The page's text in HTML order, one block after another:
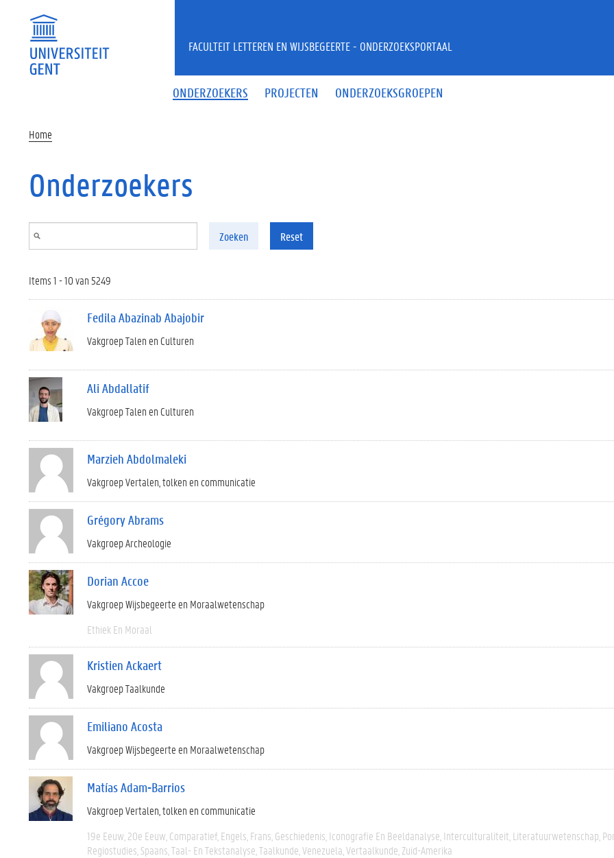
ONDERZOEKERS PROJECTEN ONDERZOEKSGROEPEN
FACULTEIT LETTEREN EN WIJSBEGEERTE - ONDERZOEKSPORTAAL
Home
Onderzoekers
Zoeken Reset
Items 1 - 10 van 5249
Fedila Abazinab Abajobir
Vakgroep Talen en Culturen
Ali Abdallatif
Vakgroep Talen en Culturen
Marzieh Abdolmaleki
Vakgroep Vertalen, tolken en communicatie
Grégory Abrams
Vakgroep Archeologie
Dorian Accoe
Vakgroep Wijsbegeerte en Moraalwetenschap
Ethiek En Moraal
Kristien Ackaert
Vakgroep Taalkunde
Emiliano Acosta
Vakgroep Wijsbegeerte en Moraalwetenschap
Matías Adam-Barrios
Vakgroep Vertalen, tolken en communicatie
19e Eeuw 20e Eeuw Comparatief Engels Frans Geschiedenis Iconografie En Beeldanalyse Interculturaliteit Literatuurwetenschap
Regiostudies Spaans Taal- En Tekstanalyse Taalkunde Venezuela Vertaalkunde Zuid-Amerika